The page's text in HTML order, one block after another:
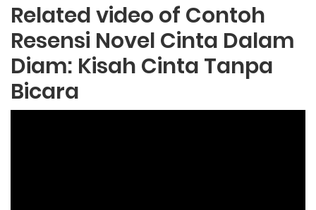
Related video of Contoh
Resensi Novel Cinta Dalam
Diam: Kisah Cinta Tanpa
Bicara